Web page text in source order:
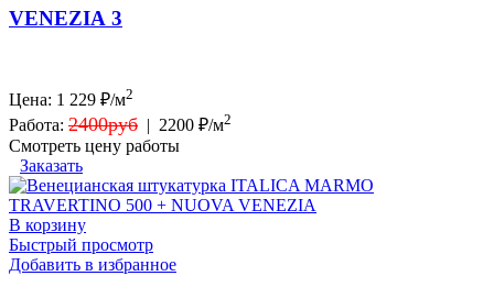
VENEZIA 3
Цена: 1 229 ₽/м2
Работа: 2400руб | 2200 ₽/м2
Смотреть цену работы
Заказать
В корзину
Быстрый просмотр
Добавить в избранное